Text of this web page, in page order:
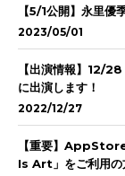
【5/1公開】永里優
2023/05/01
【出演情報】12/
に出演します！
2022/12/27
【重要】
Is Art」をご利用の